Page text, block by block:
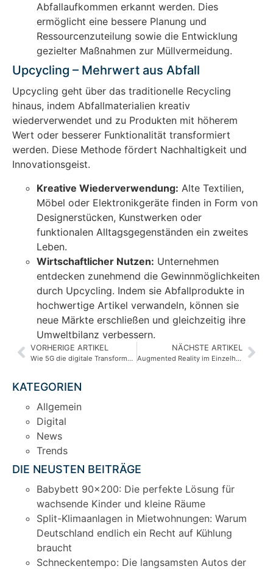
Abfallaufkommen erkannt werden. Dies
ermöglicht eine bessere Planung und
Ressourcenzuteilung sowie die Entwicklung
gezielter Maßnahmen zur Müllvermeidung.
Upcycling – Mehrwert aus Abfall
Upcycling geht über das traditionelle Recycling
hinaus, indem Abfallmaterialien kreativ
wiederverwendet und zu Produkten mit höherem
Wert oder besserer Funktionalität transformiert
werden. Diese Methode fördert Nachhaltigkeit und
Innovationsgeist.
Kreative Wiederverwendung: Alte Textilien,
Möbel oder Elektronikgeräte finden in Form von
Designerstücken, Kunstwerken oder
funktionalen Alltagsgegenständen ein zweites
Leben.
Wirtschaftlicher Nutzen: Unternehmen
entdecken zunehmend die Gewinnmöglichkeiten
durch Upcycling. Indem sie Abfallprodukte in
hochwertige Artikel verwandeln, können sie
neue Märkte erschließen und gleichzeitig ihre
Umweltbilanz verbessern.
VORHERIGE ARTIKEL
Wie 5G die digitale Transformation revolutioniert: Chancen und Herausforderungen
NÄCHSTE ARTIKEL
Augmented Reality im Einzelhandel: Revolutionäre Veränderungen und Chancen
KATEGORIEN
Allgemein
Digital
News
Trends
DIE NEUSTEN BEITRÄGE
Babybett 90×200: Die perfekte Lösung für
wachsende Kinder und kleine Räume
Split-Klimaanlagen in Mietwohnungen: Warum
Deutschland endlich ein Recht auf Kühlung
braucht
Schneckentempo: Die langsamsten Autos der